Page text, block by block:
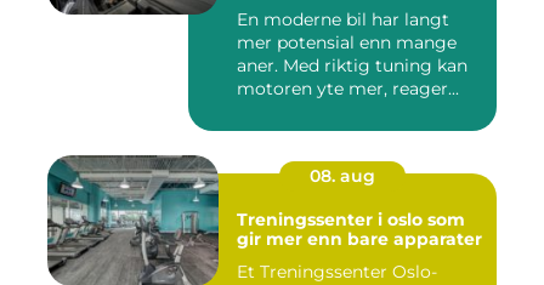
En moderne bil har langt
mer potensial enn mange
aner. Med riktig tuning kan
motoren yte mer, reager...
08. aug
Treningssenter i oslo som
gir mer enn bare apparater
Et Treningssenter Oslo-